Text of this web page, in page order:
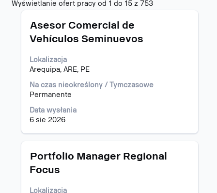
Wyświetlanie ofert pracy od 1 do 15 z 753Szukaj
aby
Tytuł
Asesor Comercial de
Vehículos Seminuevos
Lokalizacja
Arequipa, ARE, PE
Na czas nieokreślony / Tymczasowe
Permanente
Data wysłania
6 sie 2026
Zaznacz
pomocą
aby
wyświetlić
pełną
treść
oferty
pracy.
Tytuł
Portfolio Manager Regional
Focus
Lokalizacja
Zaznacz
pomocą